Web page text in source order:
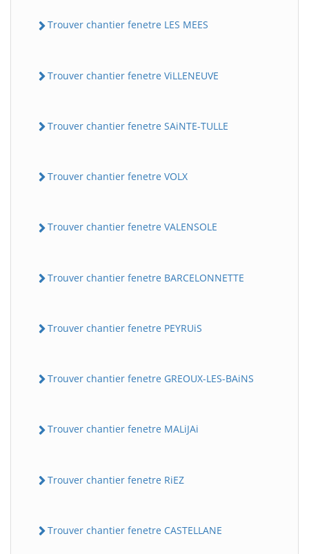
Trouver chantier fenetre LES MEES
Trouver chantier fenetre ViLLENEUVE
Trouver chantier fenetre SAiNTE-TULLE
Trouver chantier fenetre VOLX
Trouver chantier fenetre VALENSOLE
Trouver chantier fenetre BARCELONNETTE
Trouver chantier fenetre PEYRUiS
Trouver chantier fenetre GREOUX-LES-BAiNS
Trouver chantier fenetre MALiJAi
Trouver chantier fenetre RiEZ
Trouver chantier fenetre CASTELLANE